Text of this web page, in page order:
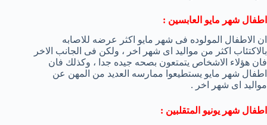
اطفال شهر مايو العابسين :
ان الاطفال المولوده فى شهر مايو اكثر عرضه للاصابه
بالاكتئاب اكثر من مواليد اى شهر اخر ، ولكن فى الجانب الاخر
فان هؤلاء الاشخاص يتمتعون بصحه جيده جدا ، وكذلك فان
اطفال شهر مايو يستطيعوا ممارسه العديد من المهن عن
مواليد اى شهر اخر .
اطفال شهر يونيو المتقلبين :